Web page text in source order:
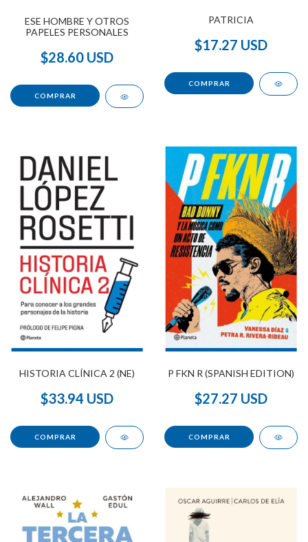
ESE HOMBRE Y OTROS
PAPELES PERSONALES
$28.60 USD
PATRICIA
$17.27 USD
HISTORIA CLÍNICA 2 (NE)
$33.94 USD
P FKN R (SPANISH EDITION)
$27.27 USD